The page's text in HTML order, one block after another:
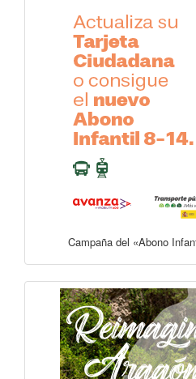
Campaña del «Abono